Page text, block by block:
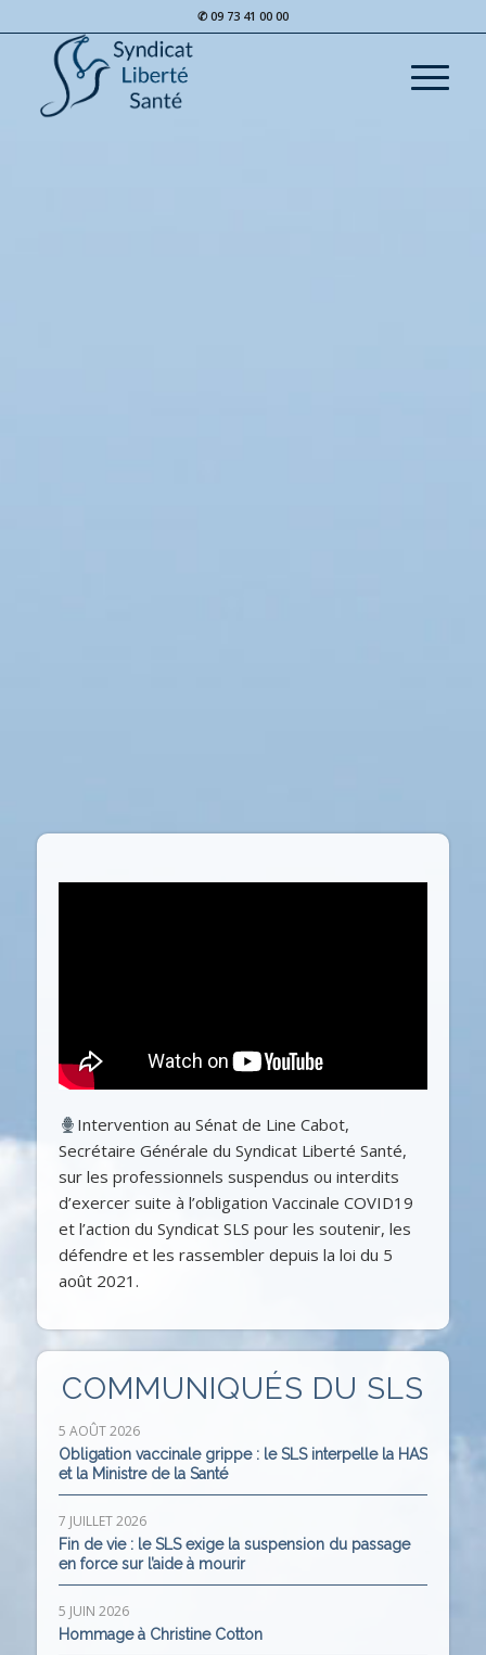
✆ 09 73 41 00 00
Intervention au Sénat de Line Cabot,
Secrétaire Générale du Syndicat Liberté Santé,
sur les professionnels suspendus ou interdits
d’exercer suite à l’obligation Vaccinale COVID19
et l’action du Syndicat SLS pour les soutenir, les
défendre et les rassembler depuis la loi du 5
août 2021.
COMMUNIQUÉS DU SLS
5 AOÛT 2026
Obligation vaccinale grippe : le SLS interpelle la HAS
et la Ministre de la Santé
7 JUILLET 2026
Fin de vie : le SLS exige la suspension du passage
en force sur l’aide à mourir
5 JUIN 2026
Hommage à Christine Cotton